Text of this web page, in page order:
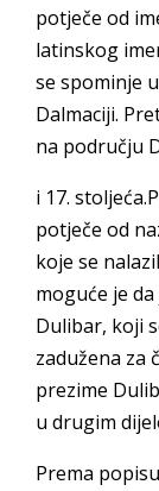
potječe od
latinskog
se spominje
Dalmaciji.
na području
i 17.
potječe od
koje se
moguće je
Dulibar, koji
zadužena za
prezime
u drugim
Prema